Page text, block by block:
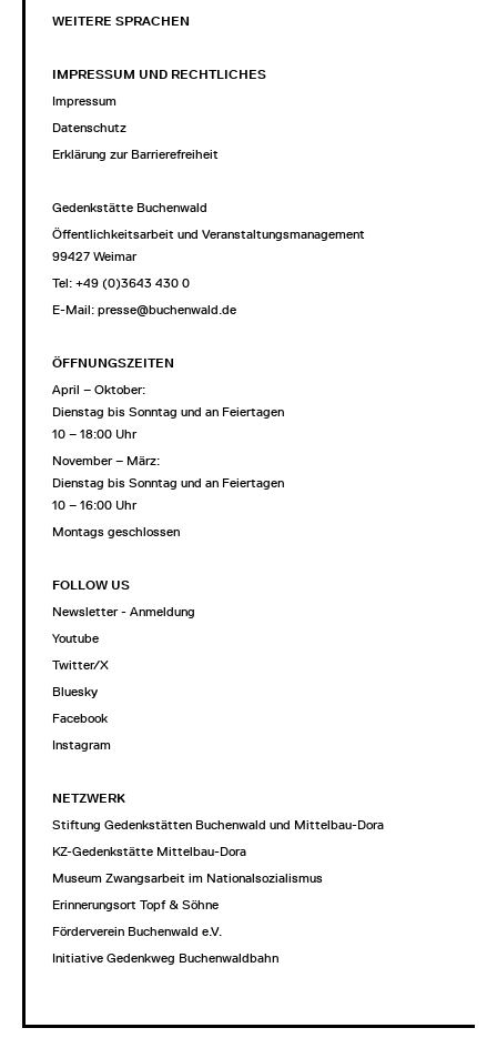
WEITERE SPRACHEN
IMPRESSUM UND RECHTLICHES
Impressum
Datenschutz
Erklärung zur Barrierefreiheit
Gedenkstätte Buchenwald
Öffentlichkeitsarbeit und Veranstaltungsmanagement
99427 Weimar
Tel: +49 (0)3643 430 0
E-Mail: presse@buchenwald.de
ÖFFNUNGSZEITEN
April – Oktober:
Dienstag bis Sonntag und an Feiertagen
10 – 18:00 Uhr
November – März:
Dienstag bis Sonntag und an Feiertagen
10 – 16:00 Uhr
Montags geschlossen
FOLLOW US
Newsletter - Anmeldung
Youtube
Twitter/X
Bluesky
Facebook
Instagram
NETZWERK
Stiftung Gedenkstätten Buchenwald und Mittelbau-Dora
KZ-Gedenkstätte Mittelbau-Dora
Museum Zwangsarbeit im Nationalsozialismus
Erinnerungsort Topf & Söhne
Förderverein Buchenwald e.V.
Initiative Gedenkweg Buchenwaldbahn